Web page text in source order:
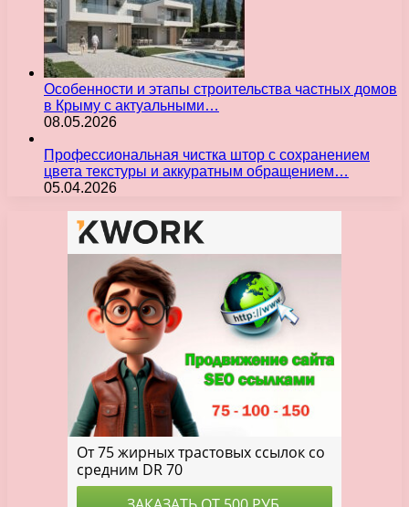
Особенности и этапы строительства частных домов
в Крыму с актуальными…
08.05.2026
Профессиональная чистка штор с сохранением
цвета текстуры и аккуратным обращением…
05.04.2026